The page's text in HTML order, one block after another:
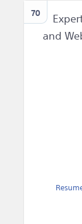
70
and